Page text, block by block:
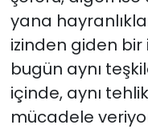
yana
izinden giden
bugün aynı
içinde, aynı
mücadele